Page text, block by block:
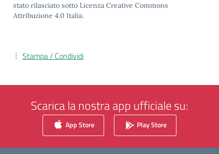
stato rilasciato sotto Licenza Creative Commons
Attribuzione 4.0 Italia.
Stampa / Condividi
Scarica la nostra app ufficiale su:
App Store Play Store